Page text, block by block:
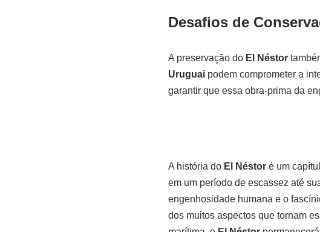
Desafios de
A preservação do El Néstor
Uruguaipodem comprometer a
garantir que essa obra-prima da
A história do El Néstoré um
em um período de escassez até
engenhosidade humana e o
dos muitos aspectos que tornam